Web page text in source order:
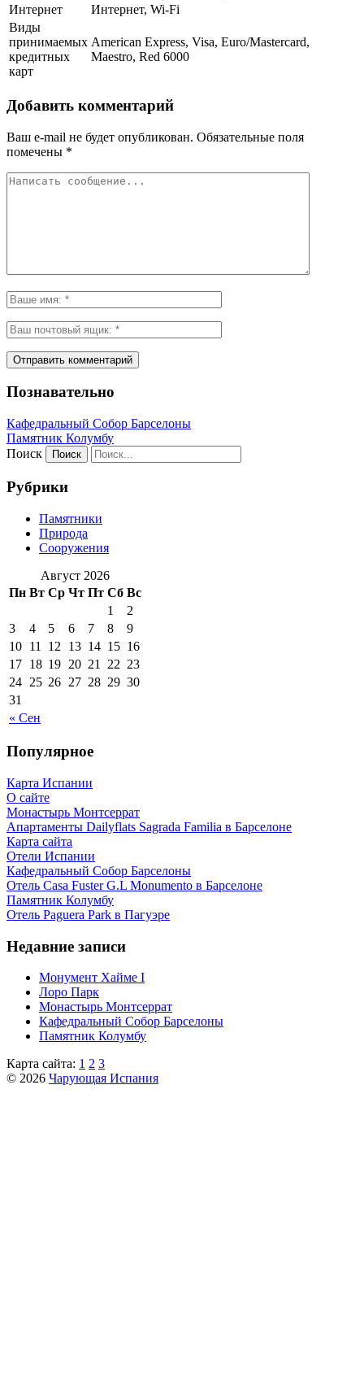
Интернет
Интернет, Wi-Fi
Виды
принимаемых
кредитных
карт
American Express, Visa, Euro/Mastercard,
Maestro, Red 6000
Добавить комментарий
Ваш e-mail не будет опубликован. Обязательные поля
помечены *
Познавательно
Кафeдрaльный Собор Барселоны
Пaмятник Колумбу
Поиск
Рубрики
Памятники
Природа
Сооружения
Август 2026
Пн Вт Ср Чт Пт Сб Вс
« Сен
1
2
3
4 5 6 7 8
9
10 11 12 13 14 15 16
17 18 19 20 21 22 23
24 25 26 27 28 29 30
31
Популярное
Карта Испании
О сайте
Монастырь Монтсеррат
Апартаменты Dailyflats Sagrada Familia в Барселоне
Карта сайта
Отели Испании
Кафeдрaльный Собор Барселоны
Отель Casa Fuster G.L Monumento в Барселоне
Пaмятник Колумбу
Отель Paguera Park в Пагуэре
Недавние записи
Монумент Хайме I
Лоро Парк
Монастырь Монтсеррат
Кафeдрaльный Собор Барселоны
Пaмятник Колумбу
Карта сайта: 1 2 3
© 2026 Чарующая Испания